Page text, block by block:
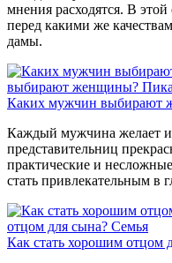
мнения расходятся. В этой
перед какими же
дамы.
выбирают женщины?
Каких мужчин выбирают
Каждый мужчина желает
представительниц
практические и
стать привлекательным в
отцом для сына? Семья
Как стать хорошим отцом